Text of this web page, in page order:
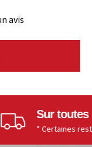
avis
Sur toutes
* Certaines